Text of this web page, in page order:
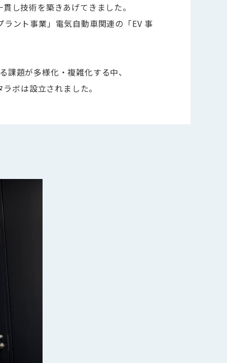
し技術を築きあげてきました。
ント事業」電気自動車関連の「EV 事
題が多様化・複雑化する中、
ボは設立されました。